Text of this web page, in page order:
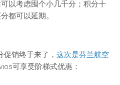
以考虑囤个小几千分；积分十
都可以延期。
销终于来了， 这次是芬兰航空
可享受阶梯式优惠：